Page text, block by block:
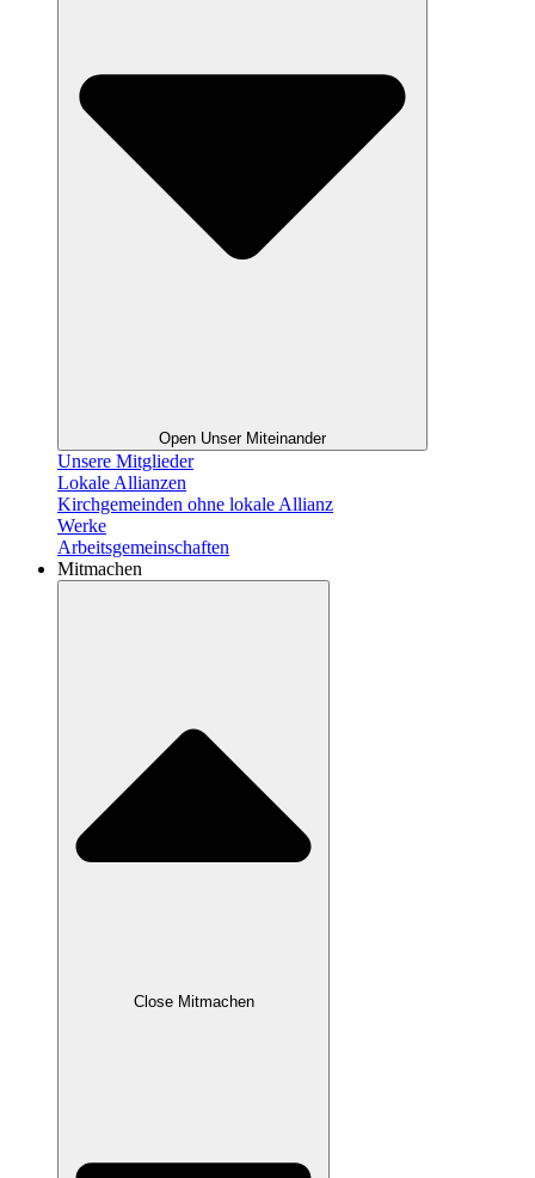
Open Unser Miteinander
Unsere Mitglieder
Lokale Allianzen
Kirchgemeinden ohne lokale Allianz
Werke
Arbeitsgemeinschaften
Mitmachen
Close Mitmachen